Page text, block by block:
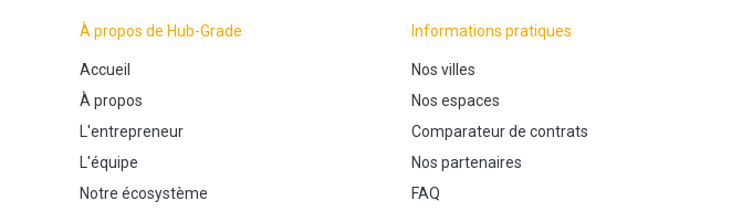
À propos de Hub-Grade
Accueil
À propos
L'entrepreneur
L'équipe
Notre écosystème
Informations pratiques
Nos villes
Nos espaces
Comparateur de contrats
Nos partenaires
FAQ